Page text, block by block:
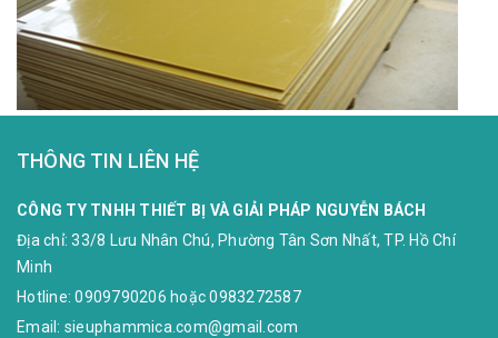
THÔNG TIN LIÊN HỆ
CÔNG TY TNHH THIẾT BỊ VÀ GIẢI PHÁP NGUYỄN BÁCH
Địa chỉ:33/8 Lưu Nhân Chú, Phường Tân Sơn Nhất, TP. Hồ Chí
Minh
Hotline:0909790206 hoặc0983272587
Email: sieuphammica.com@gmail.com